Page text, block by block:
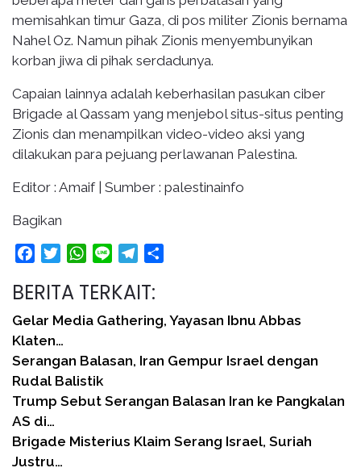
memisahkan timur Gaza, di pos militer Zionis bernama
Nahel Oz. Namun pihak Zionis menyembunyikan
korban jiwa di pihak serdadunya.
Capaian lainnya adalah keberhasilan pasukan ciber
Brigade al Qassam yang menjebol situs-situs penting
Zionis dan menampilkan video-video aksi yang
dilakukan para pejuang perlawanan Palestina.
Editor : Amaif | Sumber : palestinainfo
Bagikan
FacebookTwitterWhatsApp
Line Telegram
BERITA TERKAIT:
Gelar Media Gathering, Yayasan Ibnu Abbas
Klaten…
Serangan Balasan, Iran Gempur Israel dengan
Rudal Balistik
Trump Sebut Serangan Balasan Iran ke Pangkalan
AS di…
Brigade Misterius Klaim Serang Israel, Suriah
Justru…